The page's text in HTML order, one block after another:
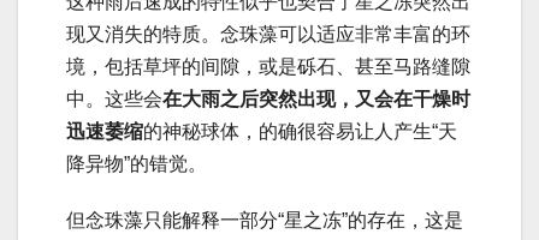
现又消失的特质。念珠藻可以适应非常丰富的环
境，包括草坪的间隙，或是砾石、甚至马路缝隙
中。这些会在大雨之后突然出现，又会在干燥时
迅速萎缩的神秘球体，的确很容易让人产生“天
降异物”的错觉。
但念珠藻只能解释一部分“星之冻”的存在，这是